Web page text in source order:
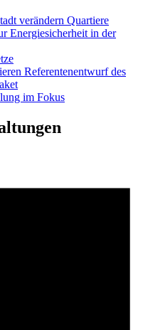
verändern Quartiere
Energiesicherheit in der
Referentenentwurf des
im Fokus